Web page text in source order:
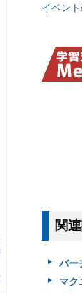
イベン
関
バー
マク